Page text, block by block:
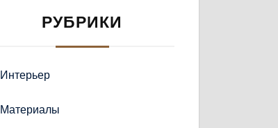
РУБРИКИ
Интерьер
Материалы